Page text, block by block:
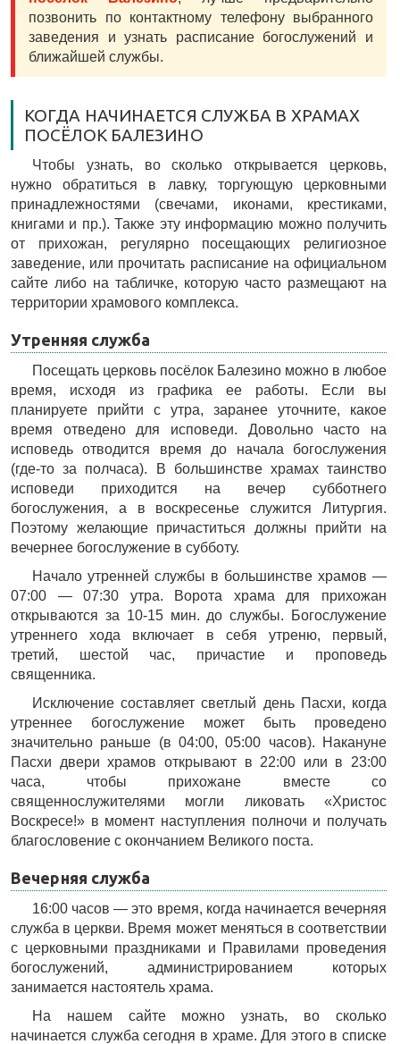
позвонить по контактному телефону выбранного
заведения и узнать расписание богослужений и
ближайшей службы.
КОГДА НАЧИНАЕТСЯ СЛУЖБА В ХРАМАХ
ПОСЁЛОК БАЛЕЗИНО
Чтобы узнать, во сколько открывается церковь,
нужно обратиться в лавку, торгующую церковными
принадлежностями (свечами, иконами, крестиками,
книгами и пр.). Также эту информацию можно получить
от прихожан, регулярно посещающих религиозное
заведение, или прочитать расписание на официальном
сайте либо на табличке, которую часто размещают на
территории храмового комплекса.
Утренняя служба
Посещать церковь посёлок Балезино можно в любое
время, исходя из графика ее работы. Если вы
планируете прийти с утра, заранее уточните, какое
время отведено для исповеди. Довольно часто на
исповедь отводится время до начала богослужения
(где-то за полчаса). В большинстве храмах таинство
исповеди приходится на вечер субботнего
богослужения, а в воскресенье служится Литургия.
Поэтому желающие причаститься должны прийти на
вечернее богослужение в субботу.
Начало утренней службы в большинстве храмов —
07:00 — 07:30 утра. Ворота храма для прихожан
открываются за 10-15 мин. до службы. Богослужение
утреннего хода включает в себя утреню, первый,
третий, шестой час, причастие и проповедь
священника.
Исключение составляет светлый день Пасхи, когда
утреннее богослужение может быть проведено
значительно раньше (в 04:00, 05:00 часов). Накануне
Пасхи двери храмов открывают в 22:00 или в 23:00
часа, чтобы прихожане вместе со
священнослужителями могли ликовать «Христос
Воскресе!» в момент наступления полночи и получать
благословение с окончанием Великого поста.
Вечерняя служба
16:00 часов — это время, когда начинается вечерняя
служба в церкви. Время может меняться в соответствии
с церковными праздниками и Правилами проведения
богослужений, администрированием которых
занимается настоятель храма.
На нашем сайте можно узнать, во сколько
начинается служба сегодня в храме. Для этого в списке